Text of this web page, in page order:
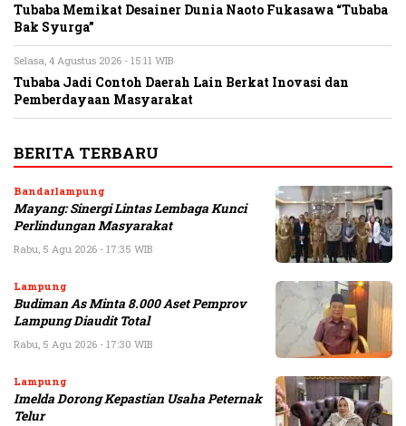
Tubaba Memikat Desainer Dunia Naoto Fukasawa “Tubaba
Bak Syurga”
Selasa, 4 Agustus 2026 - 15:11 WIB
Tubaba Jadi Contoh Daerah Lain Berkat Inovasi dan
Pemberdayaan Masyarakat
BERITA TERBARU
Bandarlampung
Mayang: Sinergi Lintas Lembaga Kunci
Perlindungan Masyarakat
Rabu, 5 Agu 2026 - 17:35 WIB
Lampung
Budiman As Minta 8.000 Aset Pemprov
Lampung Diaudit Total
Rabu, 5 Agu 2026 - 17:30 WIB
Lampung
Imelda Dorong Kepastian Usaha Peternak
Telur